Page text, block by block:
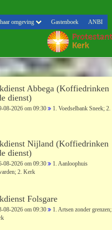
omgeving Gastenboek ANBI
Abbega (Koffiedrinken
dienst)
08-2026 om 09:30
1. Voedselbank Sneek; 2.
Nijland (Koffiedrinken
dienst)
08-2026 om 09:30
1. Aanloophuis
2. Kerk
Folsgare
08-2026 om 09:30
1. Artsen zonder grenzen;